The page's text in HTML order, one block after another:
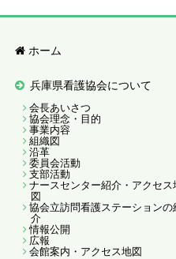
ホーム
兵庫県看護協会について
会長あいさつ
協会理念・目的
事業内容
組織図
沿革
委員会活動
支部活動
ナースセンター紹介・アクセス
図
協会立訪問看護ステーションの
介
情報公開
広報
会館案内・アクセス地図